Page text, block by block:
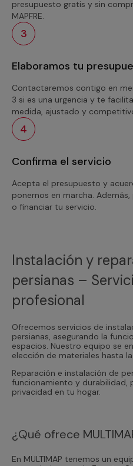
presupuesto gratis y sin
MAPFRE.
3
Elaboramos tu
Contactaremos contigo en
3 si es una urgencia y te
medida, ajustado y
4
Confirma el servicio
Acepta el presupuesto y
ponernos en marcha.
o financiar tu servicio.
Instalación y
persianas –
profesional
Ofrecemos servicios de
persianas, asegurando la
espacios. Nuestro equipo se
elección de materiales hasta
Reparación e instalación de
funcionamiento y durabilidad,
privacidad en tu hogar.
¿Qué ofrece
En MULTIMAP tenemos un